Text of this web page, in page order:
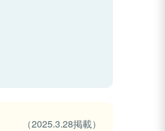
（2025.3.28掲載）